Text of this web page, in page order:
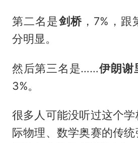
第二名是剑桥 ，7%，
分明显。
然后第三名是……伊朗谢
3%。
很多人可能没听过这个
际物理、数学奥赛的传